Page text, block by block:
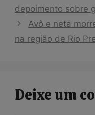
depoimento sobre
Avô e neta
na região de Rio
Deixe um